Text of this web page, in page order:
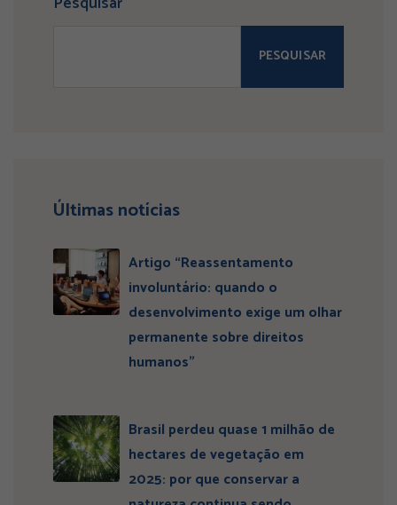
PESQUISAR
Últimas notícias
Artigo “Reassentamento
involuntário: quando o
desenvolvimento exige um olhar
permanente sobre direitos
humanos”
Brasil perdeu quase 1 milhão de
hectares de vegetação em
2025: por que conservar a